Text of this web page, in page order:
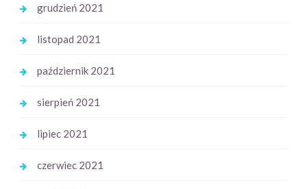
grudzień 2021
listopad 2021
październik 2021
sierpień 2021
lipiec 2021
czerwiec 2021